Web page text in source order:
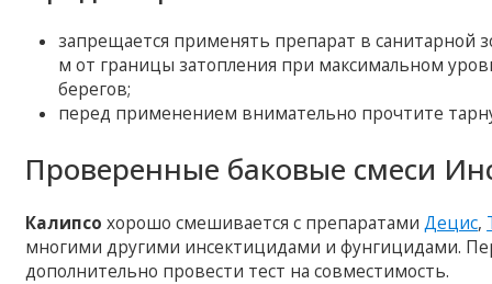
запрещается применять препарат в санитарной
м от границы затопления при максимальном
берегов;
перед применением внимательно прочтите
Проверенные баковые смеси
Калипсо хорошо смешивается с препаратамиДецис,
многими другими инсектицидами и фунгицидами.
дополнительно провести тест на совместимость.